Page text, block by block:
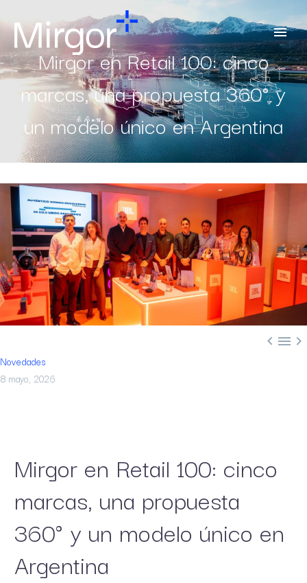
Mirgor en Retail 100: cinco
marcas, una propuesta 360° y
un modelo único en Argentina
  
Novedades
8 mayo, 2026
Mirgor en Retail 100: cinco
marcas, una propuesta
360° y un modelo único en
Argentina